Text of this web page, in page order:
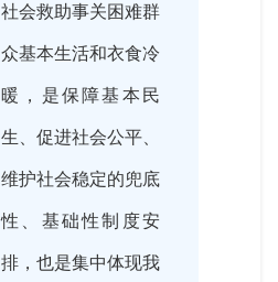
社会救助事关困难群
众基本生活和衣食冷
暖，是保障基本民
生、促进社会公平、
维护社会稳定的兜底
性、基础性制度安
排，也是集中体现我